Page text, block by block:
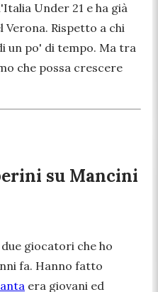
Under 21 e ha già
Rispetto a chi
un po' di tempo. Ma tra
che possa crescere
su Mancini
giocatori che ho
fa. Hanno fatto
era giovani ed